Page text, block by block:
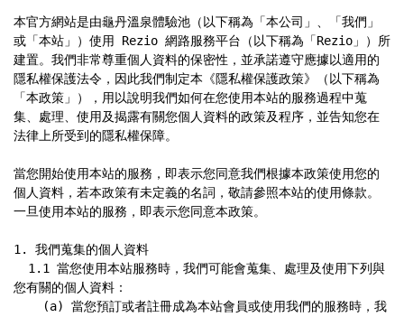
本官方網站是由龜丹溫泉體驗池（以下稱為「本公司」、「我們」
或「本站」）使用 Rezio 網路服務平台（以下稱為「Rezio」）所
建置。我們非常尊重個人資料的保密性，並承諾遵守應據以適用的
隱私權保護法令，因此我們制定本《隱私權保護政策》（以下稱為
「本政策」），用以說明我們如何在您使用本站的服務過程中蒐
集、處理、使用及揭露有關您個人資料的政策及程序，並告知您在
法律上所受到的隱私權保障。
當您開始使用本站的服務，即表示您同意我們根據本政策使用您的
個人資料，若本政策有未定義的名詞，敬請參照本站的使用條款。
一旦使用本站的服務，即表示您同意本政策。
1. 我們蒐集的個人資料
您有關的個人資料：